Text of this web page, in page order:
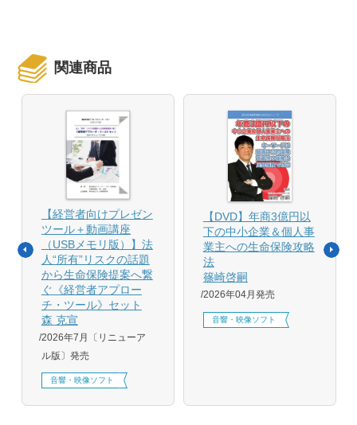
関連商品
【経営者向けプレゼン
ツール＋動画講座
（USBメモリ版）】法
人“所有”リスクの話題
から生命保険提案へ繋
ぐ《経営者アプロー
チ・ツール》セット
森 克宣
2026年7月〔リニューア
ル版〕発売
音響・映像ソフト
【DVD】年商3億円以
下の中小企業＆個人事
業主への生命保険攻略
法
篠崎啓嗣
2026年04月発売
音響・映像ソフト